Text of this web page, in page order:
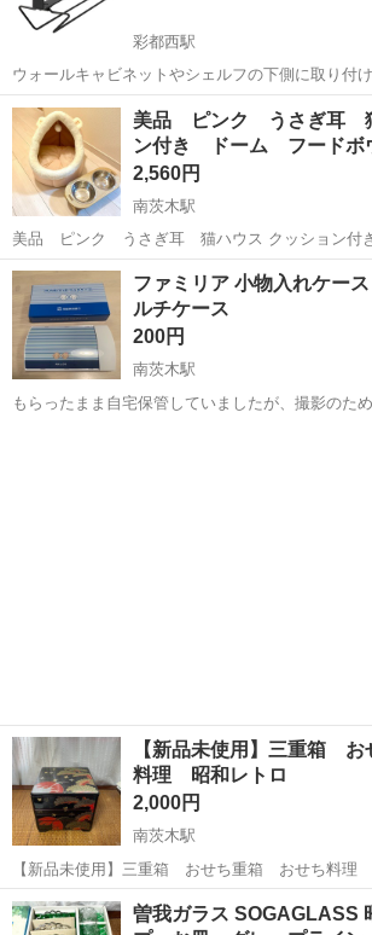
彩都西駅
ウォールキャビネットやシェルフの下側に取り付
ス6個を取り出しやすく収納できます。 簡単に棚
り外したりできます。 取り付け穴を開ける必要は
グラス3個、またはキッチンペーパ...
大阪 茨木市 彩都西駅 その他
美品 ピンク うさぎ耳
ン付き ドーム フードボ
2,560円
南茨木駅
美品 ピンク うさぎ耳 猫ハウス クッション
ボウル 楽天で購入しましたが、猫が使ってくれなかったためクローゼ
ット内で保管しておりました。 使ってないので毛
態は良いのですが、後ろ側に引...
大阪 茨木市 南茨木駅 その他 うさぎ
ファミリア 小物入れケー
ルチケース
200円
南茨木駅
もらったまま自宅保管していましたが、撮影のため
【新品未使用】三重箱
料理 昭和レトロ
2,000円
南茨木駅
【新品未使用】三重箱 おせち重箱 おせち料理 昭和
使用の三重箱です。 【サイズ】 縦20×横20㎝ ×3重 購入時の箱
にしまっており新品未使用ですが、写真撮影のた
大阪 茨木市 南茨木駅 おせち
曽我ガラス SOGAGLASS